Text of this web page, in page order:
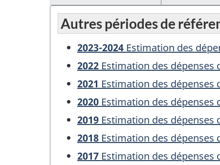
Autres périodes de
2023-2024 Estimation des
2022 Estimation des dépenses
2021 Estimation des dépenses
2020 Estimation des dépenses
2019 Estimation des dépenses
2018 Estimation des dépenses
2017 Estimation des dépenses